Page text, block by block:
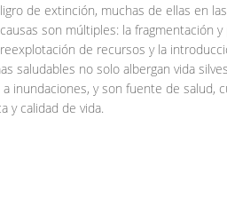
de extinción, muchas de ellas en
son múltiples: la fragmentación
de recursos y la
saludables no solo albergan vida
inundaciones, y son fuente de salud,
y calidad de vida.